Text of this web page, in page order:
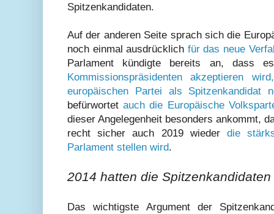
Spitzenkandidaten.
Auf der anderen Seite sprach sich die
noch einmal ausdrücklich für das neue
Parlament kündigte bereits an, dass
Kommissionspräsidenten akzeptieren
europäischen Partei als Spitzenkandidat
befürwortetauch die Europäische
dieser Angelegenheit besonders ankommt,
recht sicher auch 2019 wiederdie
Parlament stellen wird.
2014 hatten die
Das wichtigste Argument der